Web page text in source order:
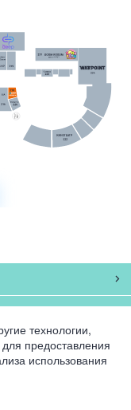
технологии,
предоставления
использования